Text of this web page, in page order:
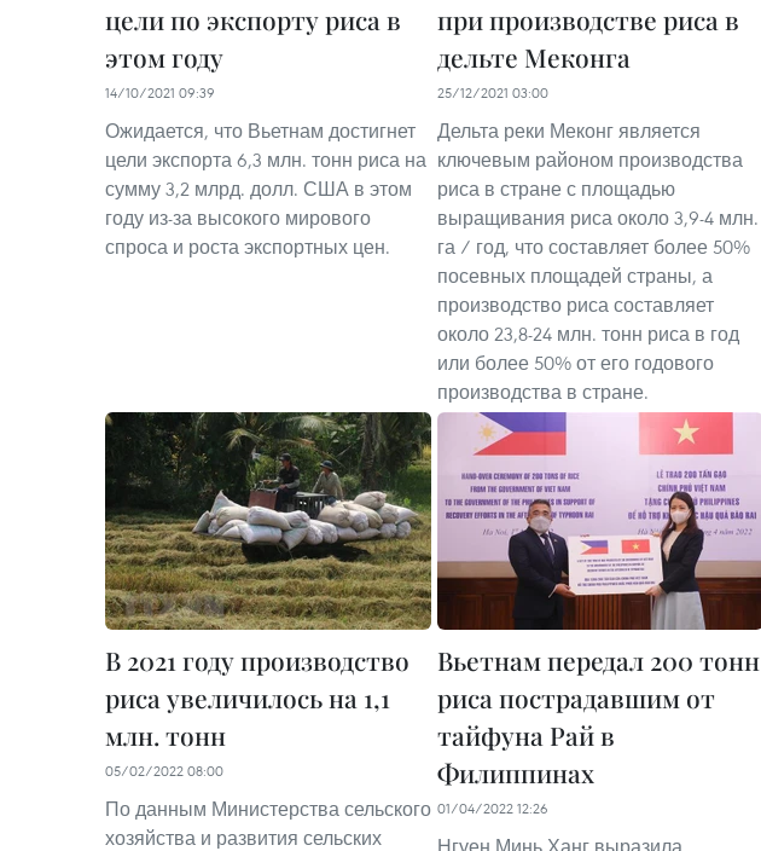
цели по экспорту риса в
этом году
14/10/2021 09:39
Ожидается, что Вьетнам достигнет
цели экспорта 6,3 млн. тонн риса на
сумму 3,2 млрд. долл. США в этом
году из-за высокого мирового
спроса и роста экспортных цен.
при производстве риса в
дельте Меконга
25/12/2021 03:00
Дельта реки Меконг является
ключевым районом производства
риса в стране с площадью
выращивания риса около 3,9-4 млн.
га / год, что составляет более 50%
посевных площадей страны, а
производство риса составляет
около 23,8-24 млн. тонн риса в год
или более 50% от его годового
производства в стране.
В 2021 году производство
риса увеличилось на 1,1
млн. тонн
05/02/2022 08:00
По данным Министерства сельского
хозяйства и развития сельских
Вьетнам передал 200 тонн
риса пострадавшим от
тайфуна Рай в
Филиппинах
01/04/2022 12:26
Нгуен Минь Ханг выразила